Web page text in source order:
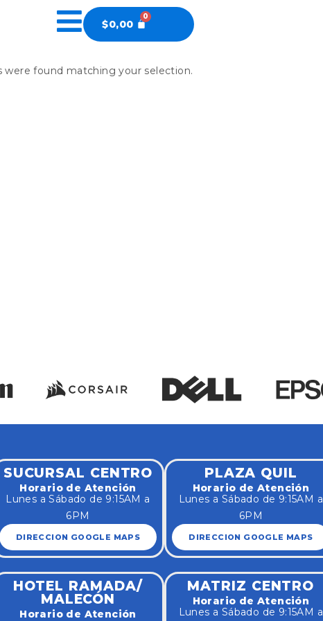
$0,00
were found matching your selection.
SUCURSAL CENTRO
Horario de Atención
Lunes a Sábado de 9:15AM a
6PM
DIRECCION GOOGLE MAPS
PLAZA QUIL
Horario de Atención
Lunes a Sábado de 9:15AM a
6PM
DIRECCION GOOGLE MAPS
HOTEL RAMADA/
MALECÓN
Horario de Atención
MATRIZ CENTRO
Horario de Atención
Lunes a Sábado de 9:15AM a